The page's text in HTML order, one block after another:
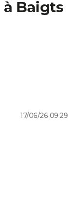
Baigts
17/06/26 09:29